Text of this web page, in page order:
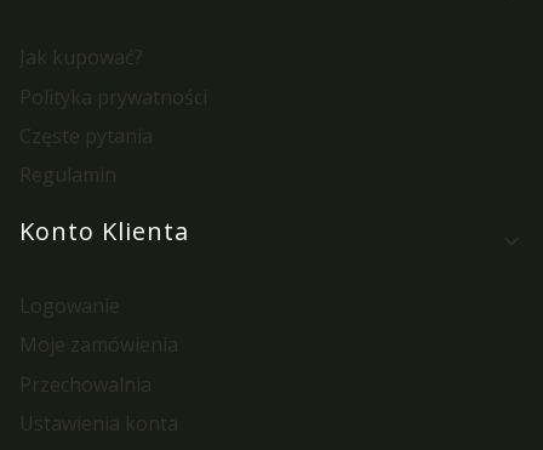
Jak kupować?
Polityka prywatności
Częste pytania
Regulamin
Konto Klienta
Logowanie
Moje zamówienia
Przechowalnia
Ustawienia konta